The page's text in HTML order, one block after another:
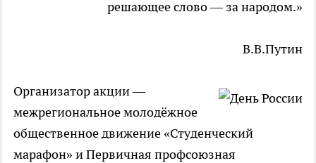
решающее слово — за народом.»
В.В.Путин
Организатор акции —
межрегиональное молодёжное
общественное движение «Студенческий
марафон» и Первичная профсоюзная